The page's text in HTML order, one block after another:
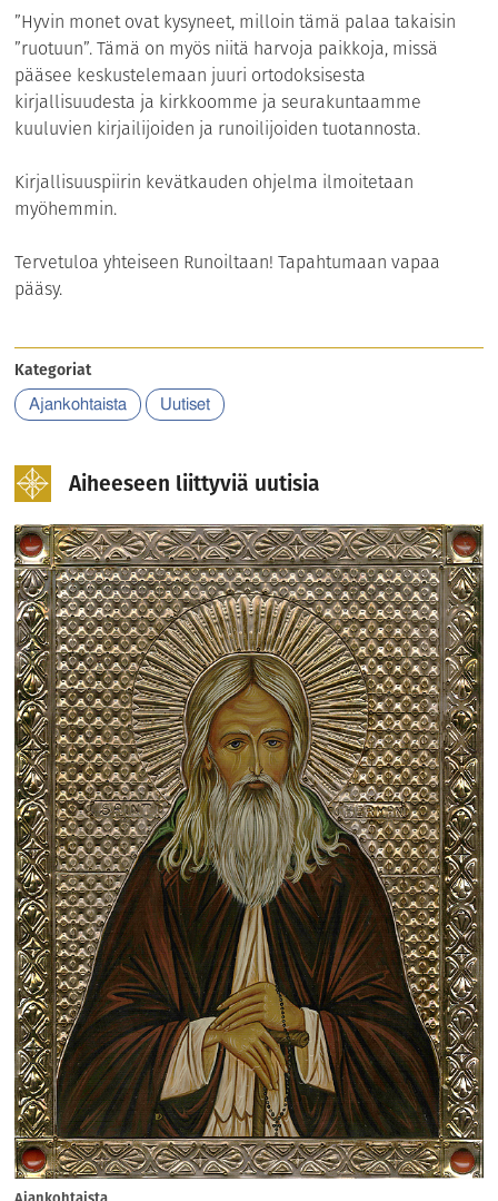
”Hyvin monet ovat kysyneet, milloin tämä palaa takaisin
”ruotuun”. Tämä on myös niitä harvoja paikkoja, missä
pääsee keskustelemaan juuri ortodoksisesta
kirjallisuudesta ja kirkkoomme ja seurakuntaamme
kuuluvien kirjailijoiden ja runoilijoiden tuotannosta.
Kirjallisuuspiirin kevätkauden ohjelma ilmoitetaan
myöhemmin.
Tervetuloa yhteiseen Runoiltaan! Tapahtumaan vapaa
pääsy.
Kategoriat
Ajankohtaista Uutiset
Aiheeseen liittyviä uutisia